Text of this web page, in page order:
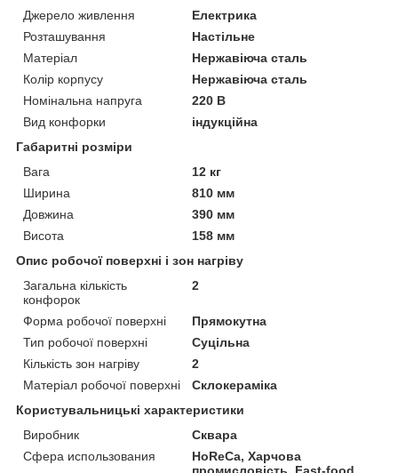
Джерело живлення
Електрика
Розташування
Настільне
Матеріал
Нержавіюча сталь
Колір корпусу
Нержавіюча сталь
Номінальна напруга
220 В
Вид конфорки
індукційна
Габаритні розміри
Вага
12 кг
Ширина
810 мм
Довжина
390 мм
Висота
158 мм
Опис робочої поверхні і зон нагріву
Загальна кількість
конфорок
2
Форма робочої поверхні
Прямокутна
Тип робочої поверхні
Суцільна
Кількість зон нагріву
2
Матеріал робочої поверхні
Склокераміка
Користувальницькі характеристики
Виробник
Сквара
Сфера использования
HoReCa, Харчова
промисловість, Fast-food,